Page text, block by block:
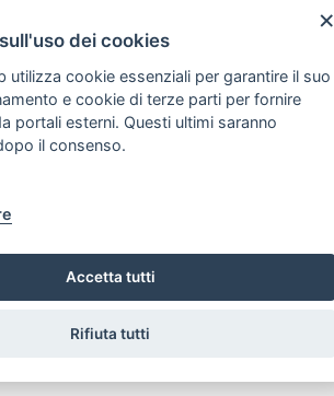
×
dei cookies
utilizza cookie essenziali per garantire il suo
e cookie di terze parti per fornire
portali esterni. Questi ultimi saranno
il consenso.
Accetta tutti
Rifiuta tutti